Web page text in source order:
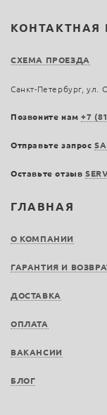
ГЛАВНАЯ
О КОМПАНИИ
ГАРАНТИЯ И
ДОСТАВКА
ОПЛАТА
ВАКАНСИИ
БЛОГ
СХЕМА ПРОЕЗДА
Санкт-Петербург, ул.
Позвоните нам+7
Отправьте запрос
Оставьте отзыв